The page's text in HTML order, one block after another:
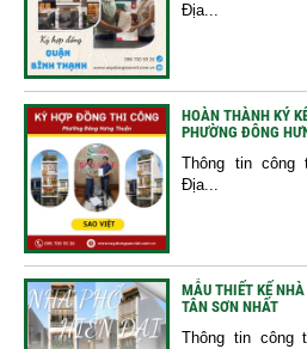
Địa...
HOÀN THÀNH KÝ
PHƯỜNG ĐÔNG
Thông tin công
Địa...
MẪU THIẾT KẾ
TÂN SƠN NHẤT
Thông tin công